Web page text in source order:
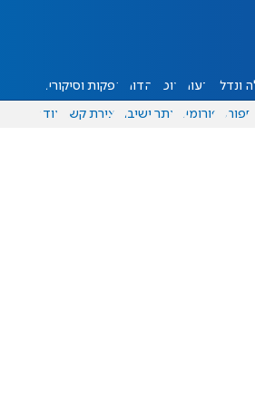
ונדל"ן דעות אוכל יהדות הפקות וסיקורים
ספורט פורומים אתר ישיבה יצירת קשר עוד